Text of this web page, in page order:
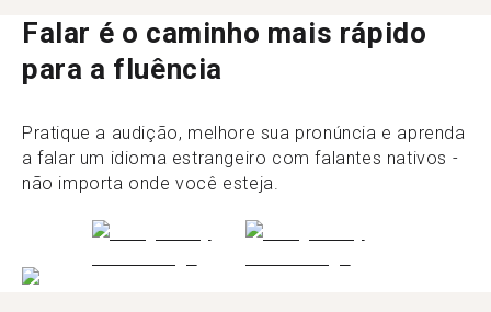
Falar é o caminho mais rápido
para a fluência
Pratique a audição, melhore sua pronúncia e aprenda
a falar um idioma estrangeiro com falantes nativos -
não importa onde você esteja.